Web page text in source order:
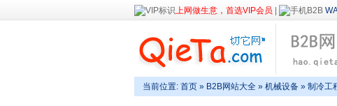
上网做生意，首选VIP会员
当前位置: 首页 » B2B网站大全 » 机械设备 » 制冷工